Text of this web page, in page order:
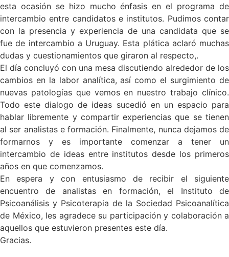
esta ocasión se hizo mucho énfasis en el programa de
intercambio entre candidatos e institutos. Pudimos contar
con la presencia y experiencia de una candidata que se
fue de intercambio a Uruguay. Esta plática aclaró muchas
dudas y cuestionamientos que giraron al respecto,.
El día concluyó con una mesa discutiendo alrededor de los
cambios en la labor analítica, así como el surgimiento de
nuevas patologías que vemos en nuestro trabajo clínico.
Todo este dialogo de ideas sucedió en un espacio para
hablar libremente y compartir experiencias que se tienen
al ser analistas e formación. Finalmente, nunca dejamos de
formarnos y es importante comenzar a tener un
intercambio de ideas entre institutos desde los primeros
años en que comenzamos.
En espera y con entusiasmo de recibir el siguiente
encuentro de analistas en formación, el Instituto de
Psicoanálisis y Psicoterapia de la Sociedad Psicoanalítica
de México, les agradece su participación y colaboración a
aquellos que estuvieron presentes este día.
Gracias.